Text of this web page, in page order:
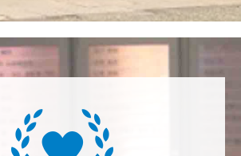
ｌｓｃａｐｅ
た。この社会でますますコンピュー
されるよう祈念して、支援いたしま